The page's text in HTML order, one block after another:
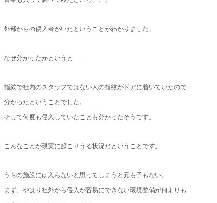
外部からの侵入者がいたということがわかりました。
なぜ分かったかというと…
指紋で社内のスタッフではない人の指紋がドアに着いていたので
分かったということでした。
そして何度も侵入していたことも分かったそうです。
こんなことが現実に起こりうる状況だということです。
うちの施設には入らないと思ってしまうと元も子もない。
まず、やはり社外から侵入が容易にできない環境整備が何よりも